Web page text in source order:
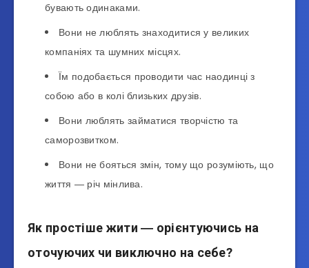
бувають одинаками.
Вони не люблять знаходитися у великих
компаніях та шумних місцях.
Їм подобається проводити час наодинці з
собою або в колі близьких друзів.
Вони люблять займатися творчістю та
саморозвитком.
Вони не бояться змін, тому що розуміють, що
життя ― річ мінлива.
Як простіше жити ― орієнтуючись на
оточуючих чи виключно на себе?